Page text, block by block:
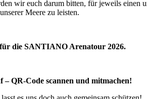
wir euch darum bitten, für jeweils einen
Meere zu leisten.
die SANTIANO Arenatour 2026.
– QR-Code scannen und mitmachen!